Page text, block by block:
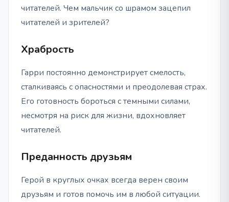
читателей. Чем мальчик со шрамом зацепил
читателей и зрителей?
Храбрость
Гарри постоянно демонстрирует смелость,
сталкиваясь с опасностями и преодолевая страх.
Его готовность бороться с темными силами,
несмотря на риск для жизни, вдохновляет
читателей.
Преданность друзьям
Герой в круглых очках всегда верен своим
друзьям и готов помочь им в любой ситуации.